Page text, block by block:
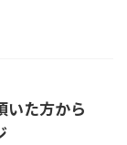
いた方から